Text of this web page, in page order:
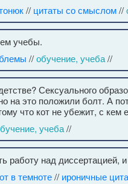
// цитаты со смыслом//
учебы.
//обучение, учеба//
Сексуального
на это положили болт. А
что кот не убежит, с кем
учеба//
работу над диссертацией,
в темноте// ироничные